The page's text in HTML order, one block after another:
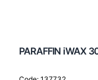
PARAFFIN iWAX